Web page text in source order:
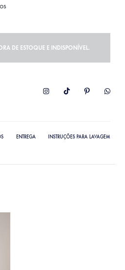
DE ESTOQUE E INDISPONÍVEL.
ENTREGA INSTRUÇÕES PARA LAVAGEM